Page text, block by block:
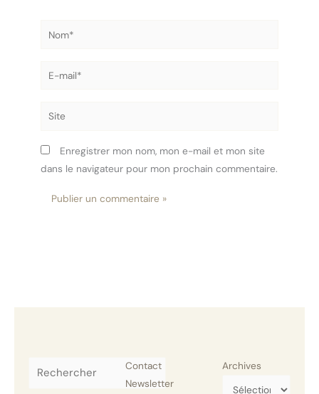
E-
Site
Enregistrer mon nom, mon e-mail et mon site
dans le navigateur pour mon prochain commentaire.
Rechercher
Contact
Newsletter
Archives